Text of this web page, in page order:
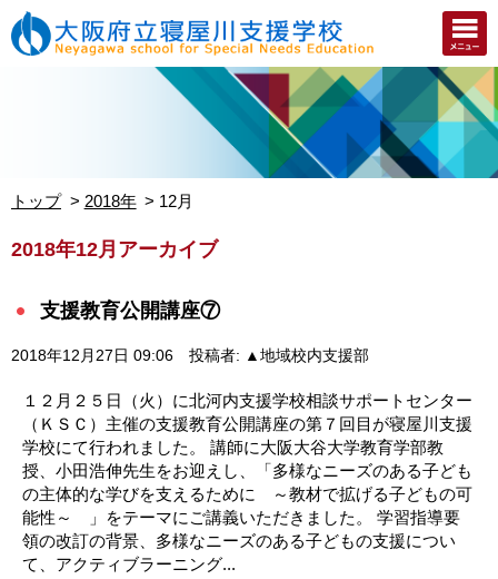
トップ 2018年 12月
2018年12月アーカイブ
支援教育公開講座⑦
2018年12月27日 09:06 投稿者: ▲地域校内支援部
１２月２５日（火）に北河内支援学校相談サポートセンター
（ＫＳＣ）主催の支援教育公開講座の第７回目が寝屋川支援
学校にて行われました。 講師に大阪大谷大学教育学部教
授、小田浩伸先生をお迎えし、「多様なニーズのある子ども
の主体的な学びを支えるために ～教材で拡げる子どもの可
能性～ 」をテーマにご講義いただきました。 学習指導要
領の改訂の背景、多様なニーズのある子どもの支援につい
て、アクティブラーニング...